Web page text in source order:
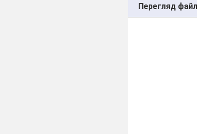
Перегляд